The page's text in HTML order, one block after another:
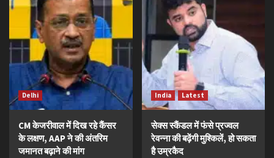
Delhi
CM केजरीवाल में दिख रहे कैंसर
के लक्षण, AAP ने की अंतरिम
जमानत बढ़ाने की मांग
India Latest
सेक्स स्कैंडल में फंसे प्रज्वल
रेवन्ना की बढ़ेंगी मुश्किलें, हो सकता
है उम्रकैद